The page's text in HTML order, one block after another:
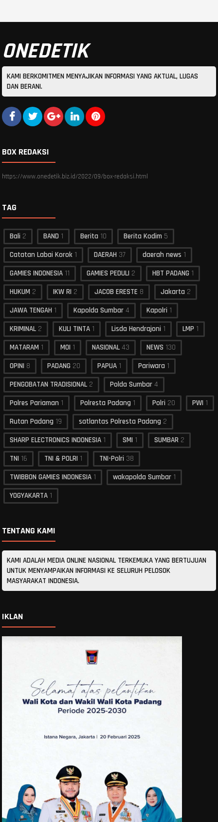
ONEDETIK
KAMI BERKOMITMEN MENYAJIKAN INFORMASI YANG AKTUAL, LUGAS
DAN BERANI.
BOX REDAKSI
https://www.onedetik.biz.id/2022/09/box-redaksi.html
TAG
Bali 2 BAND 1 Berita 10 Berita Kodim 5
Catatan Labai Korok 1 DAERAH 37 daerah news 1
GAMIES INDONESIA 11 GAMIES PEDULI 2 HBT PADANG 1
HUKUM 2 IKW RI 2 JACOB ERESTE 8 Jakarta 2
JAWA TENGAH 1 Kapolda Sumbar 4 Kapolri 1
KRIMINAL 2 KULI TINTA 1 Lisda Hendrajoni 1 LMP 1
MATARAM 1 MOI 1 NASIONAL 43 NEWS 130
OPINI 8 PADANG 20 PAPUA 1 Pariwara 1
PENGOBATAN TRADISIONAL 2 Polda Sumbar 4
Polres Pariaman 1 Polresta Padang 1 Polri 20 PWI 1
Rutan Padang 19 satlantas Polresta Padang 2
SHARP ELECTRONICS INDONESIA 1 SMI 1 SUMBAR 2
TNI 16 TNI & POLRI 1 TNI-Polri 38
TWIBBON GAMIES INDONESIA 1 wakapolda Sumbar 1
YOGYAKARTA 1
TENTANG KAMI
KAMI ADALAH MEDIA ONLINE NASIONAL TERKEMUKA YANG BERTUJUAN
UNTUK MENYAMPAIKAN INFORMASI KE SELURUH PELOSOK
MASYARAKAT INDONESIA.
IKLAN